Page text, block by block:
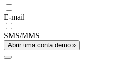
E-mail
SMS/MMS
Abrir uma conta demo »